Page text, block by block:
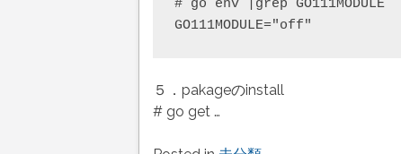
# go env |grep GO111MODULE
５．pakageのinstall
# go get …